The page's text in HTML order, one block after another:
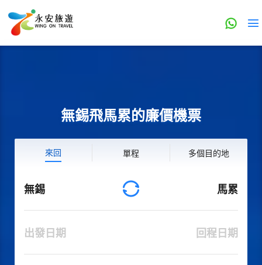
無錫飛馬累的廉價機票
來回 單程 多個目的地
無錫 馬累
出發日期 回程日期